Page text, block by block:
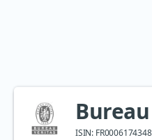
ISIN: FR0006174348